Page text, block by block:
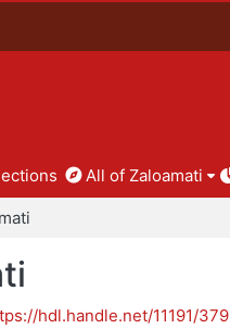
All of Zaloamati
hdl.handle.net/11191/379